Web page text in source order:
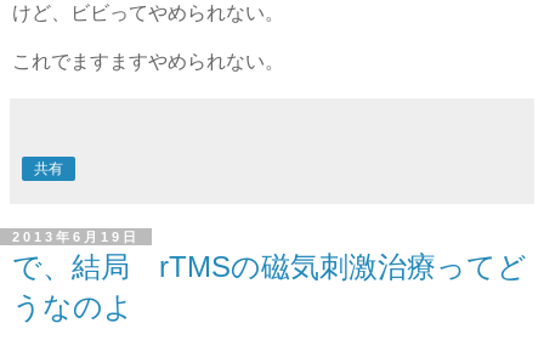
けど、ビビってやめられない。
これでますますやめられない。
共有
2013年6月19日
で、結局 rTMSの磁気刺激治療ってど
うなのよ